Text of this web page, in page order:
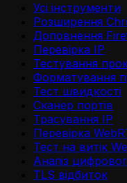
Усі інструменти
Розширення
Доповнення
Перевірка IP
Тестування
Форматування
Тест швидкості
Сканер портів
Трасування IP
Перевірка
Тест на витік
Аналіз
TLS відбиток